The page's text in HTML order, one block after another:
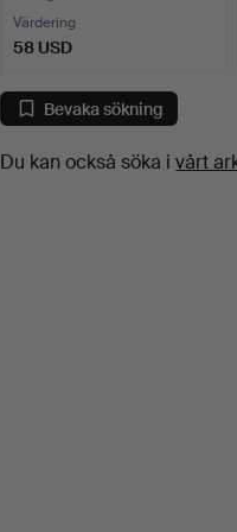
Värdering
58 USD
Bevaka sökning
Du kan också söka ivårt